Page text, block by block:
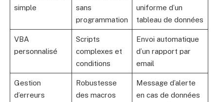
simple
sans
programmation
uniforme d’un
tableau de données
VBA
personnalisé
Scripts
complexes et
conditions
Envoi automatique
d’un rapport par
email
Gestion
d’erreurs
Robustesse
des macros
Message d’alerte
en cas de données